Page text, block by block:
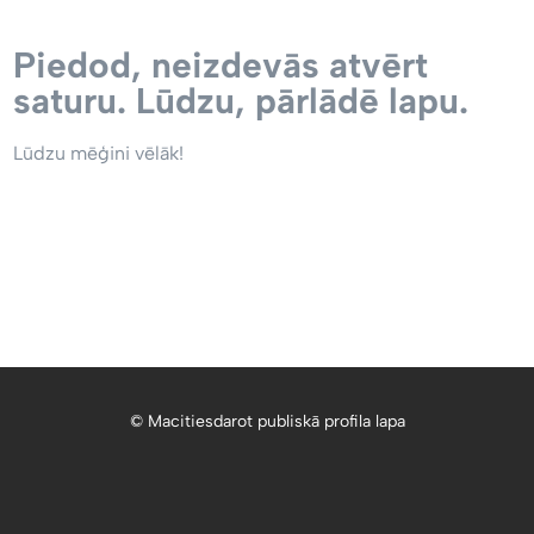
Piedod, neizdevās atvērt
saturu. Lūdzu, pārlādē lapu.
Lūdzu mēģini vēlāk!
© Macitiesdarot publiskā profila lapa